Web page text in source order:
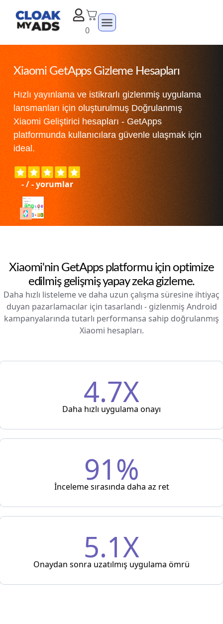
0
Xiaomi GetApps Gizleme Hesapları
Hızlı yayınlama ve istikrarlı gizlenmiş uygulama
lansmanları için oluşturulmuş Doğrulanmış
Xiaomi Geliştirici hesapları - GetApps
platformunda kullanıcılara güvenle ulaşmak için
ideal.
-/-yorumlar
Xiaomi'nin GetApps platformu için optimize
edilmiş gelişmiş yapay zeka gizleme.
Daha hızlı listeleme ve daha uzun çalışma süresine ihtiyaç
duyan pazarlamacılar için tasarlandı - gizlenmiş Android
kampanyalarında tutarlı performansa sahip doğrulanmış
Xiaomi hesapları.
4.7X
Daha hızlı uygulama onayı
91%
İnceleme sırasında daha az ret
5.1X
Onaydan sonra uzatılmış uygulama ömrü